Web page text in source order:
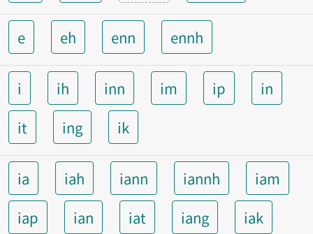
e eh enn ennh
i ih inn im ip
in
it
ing ik
ia iah iann iannh
iam
iap
ian iat iang iak